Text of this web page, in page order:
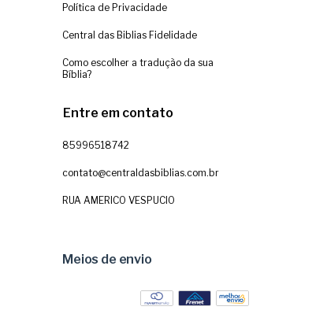
Política de Privacidade
Central das Biblias Fidelidade
Como escolher a tradução da sua
Bíblia?
Entre em contato
85996518742
contato@centraldasbiblias.com.br
RUA AMERICO VESPUCIO
Meios de envio